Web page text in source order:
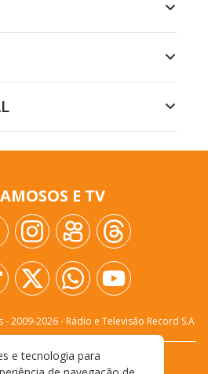
E TV
- 2009-2026- Rádio e Televisão Record S.A
CONOSCO PRIVACIDADE
e tecnologia para